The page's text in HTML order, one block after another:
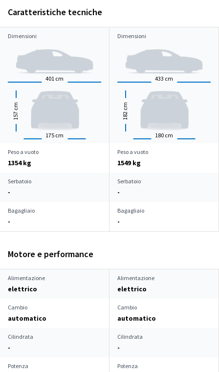
Caratteristiche tecniche
Dimensioni
401 cm
175 cm
157
cm
Dimensioni
433 cm
180 cm
182
cm
Peso a vuoto
1354 kg
Peso a vuoto
1549 kg
Serbatoio
-
Serbatoio
-
Bagagliaio
-
Bagagliaio
-
Motore e performance
Alimentazione
elettrico
Alimentazione
elettrico
Cambio
automatico
Cambio
automatico
Cilindrata
-
Cilindrata
-
Potenza Potenza